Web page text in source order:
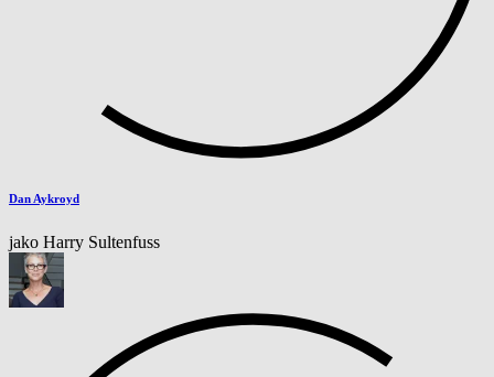
Dan Aykroyd
jako Harry Sultenfuss